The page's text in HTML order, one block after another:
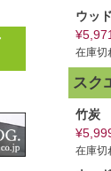
ウッ
¥5,971
在庫切
スク
竹炭
¥
在庫切